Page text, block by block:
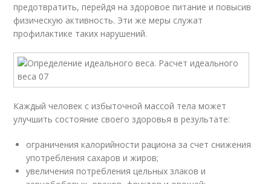
предотвратить, перейдя на здоровое питание и повысив
физическую активность. Эти же меры служат
профилактике таких нарушений.
Каждый человек с избыточной массой тела может
улучшить состояние своего здоровья в результате:
ограничения калорийности рациона за счет снижения
употребления сахаров и жиров;
увеличения потребления цельных злаков и